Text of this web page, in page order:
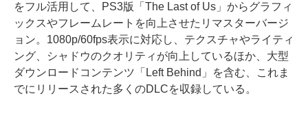
をフル活用して、PS3版「The Last of Us」からグラフィ
ックスやフレームレートを向上させたリマスターバージ
ョン。1080p/60fps表示に対応し、テクスチャやライティ
ング、シャドウのクオリティが向上しているほか、大型
ダウンロードコンテンツ「Left Behind」を含む、これま
でにリリースされた多くのDLCを収録している。